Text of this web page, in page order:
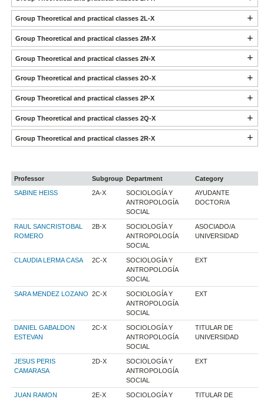
Group Theoretical and practical classes 2L-X
Group Theoretical and practical classes 2M-X
Group Theoretical and practical classes 2N-X
Group Theoretical and practical classes 2O-X
Group Theoretical and practical classes 2P-X
Group Theoretical and practical classes 2Q-X
Group Theoretical and practical classes 2R-X
Professor Subgroup Department
Category
SABINE HEISS
2A-X
SOCIOLOGÍA Y
ANTROPOLOGÍA
SOCIAL
AYUDANTE
DOCTOR/A
RAUL SANCRISTOBAL
ROMERO
2B-X
SOCIOLOGÍA Y
ANTROPOLOGÍA
SOCIAL
ASOCIADO/A
UNIVERSIDAD
CLAUDIA LERMA CASA 2C-X
SOCIOLOGÍA Y
ANTROPOLOGÍA
SOCIAL
EXT
SARA MENDEZ LOZANO 2C-X
SOCIOLOGÍA Y
ANTROPOLOGÍA
SOCIAL
EXT
DANIEL GABALDON
ESTEVAN
2C-X
SOCIOLOGÍA Y
ANTROPOLOGÍA
SOCIAL
TITULAR DE
UNIVERSIDAD
JESUS PERIS
CAMARASA
2D-X
SOCIOLOGÍA Y
ANTROPOLOGÍA
SOCIAL
EXT
JUAN RAMON
2E-X
SOCIOLOGÍA Y
TITULAR DE